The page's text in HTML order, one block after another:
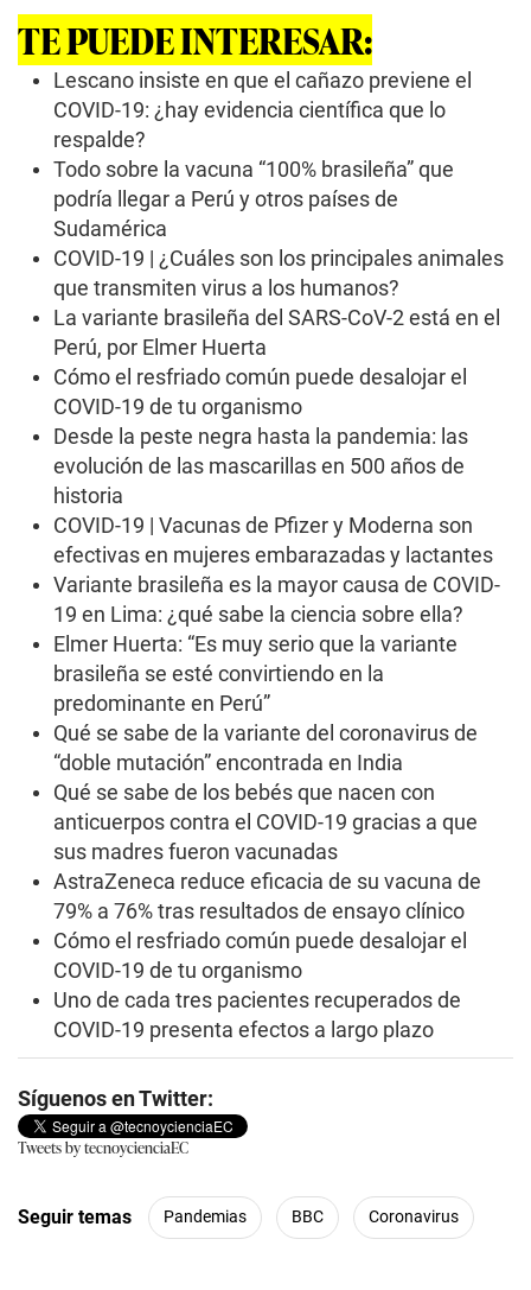
s
o
TE PUEDE INTERESAR:
Lescano insiste en que el cañazo previene el
COVID-19: ¿hay evidencia científica que lo
respalde?
Todo sobre la vacuna “100% brasileña” que
podría llegar a Perú y otros países de
Sudamérica
COVID-19 | ¿Cuáles son los principales animales
que transmiten virus a los humanos?
La variante brasileña del SARS-CoV-2 está en el
Perú, por Elmer Huerta
Cómo el resfriado común puede desalojar el
COVID-19 de tu organismo
Desde la peste negra hasta la pandemia: las
evolución de las mascarillas en 500 años de
historia
COVID-19 | Vacunas de Pfizer y Moderna son
efectivas en mujeres embarazadas y lactantes
Variante brasileña es la mayor causa de COVID-
19 en Lima: ¿qué sabe la ciencia sobre ella?
Elmer Huerta: “Es muy serio que la variante
brasileña se esté convirtiendo en la
predominante en Perú”
Qué se sabe de la variante del coronavirus de
“doble mutación” encontrada en India
Qué se sabe de los bebés que nacen con
anticuerpos contra el COVID-19 gracias a que
sus madres fueron vacunadas
AstraZeneca reduce eficacia de su vacuna de
79% a 76% tras resultados de ensayo clínico
Cómo el resfriado común puede desalojar el
COVID-19 de tu organismo
Uno de cada tres pacientes recuperados de
COVID-19 presenta efectos a largo plazo
Síguenos en Twitter:
Tweets by tecnoycienciaEC
Seguir temas Pandemias BBC Coronavirus